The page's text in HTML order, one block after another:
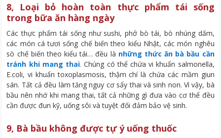
8, Loại bỏ hoàn toàn thực phẩm tái sống
trong bữa ăn hàng ngày
Các thực phẩm tái sống như sushi, phở bò tái, bò nhúng dấm,
các món cá tươi sống chế biến theo kiểu Nhật, các món nghêu
sò chế biến theo kiểu tái… đều là những thức ăn bà bầu cần
tránh khi mang thai. Chúng có thể chứa vi khuẩn salmonella,
E.coli, vi khuẩn toxoplasmosis, thậm chí là chứa các mầm giun
sán. Tất cả đều làm tăng nguy cơ sẩy thai và sinh non. Vì vậy, bà
bầu nên nhớ khi mang thai, tất cả những gì đưa vào cơ thể đều
cần được đun kỹ, uống sôi và tuyệt đối đảm bảo vệ sinh.
9, Bà bầu không được tự ý uống thuốc